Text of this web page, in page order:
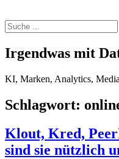
Suche
nach:
Irgendwas mit
KI, Marken, Analytics,
Schlagwort:
Klout, Kred,
sind sie nützlich